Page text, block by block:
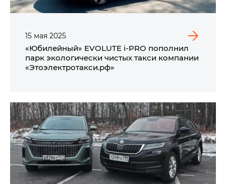
15 мая 2025
«Юбилейный» EVOLUTE i‑PRO пополнил
парк экологически чистых такси компании
«Этоэлектротакси.рф»